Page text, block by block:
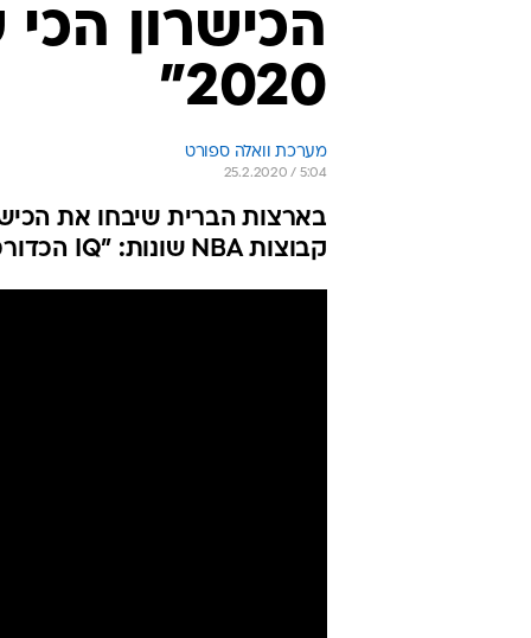
הכישרון
2020"
מערכת וואלה ספורט
25.2.2020 / 5:04
בארצות הברית שיבחו את
קבוצות NBA שונות: "IQ הכדורסל שלו מדהים"